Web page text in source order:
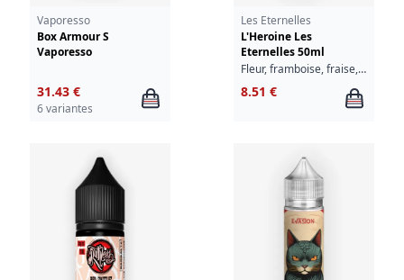
Vaporesso
Box Armour S
Vaporesso
31.43 €
6 variantes
Les Eternelles
L'Heroine Les
Eternelles 50ml
Fleur, framboise, fraise, groseille
8.51 €